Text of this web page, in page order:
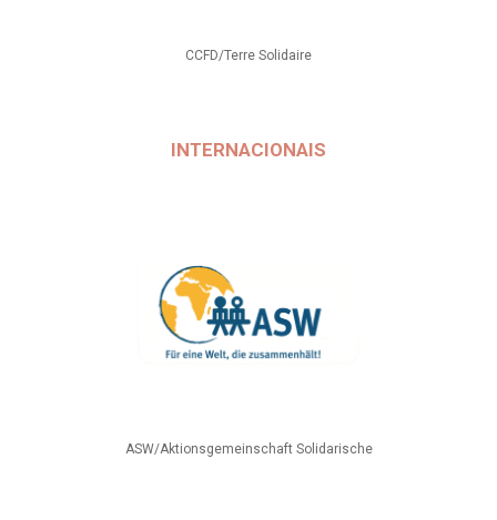
CCFD/Terre Solidaire
INTERNACIONAIS
ASW/Aktionsgemeinschaft Solidarische